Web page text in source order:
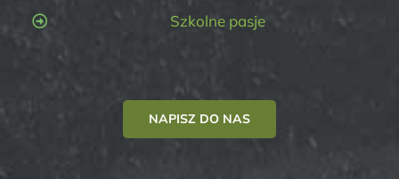
Szkolne pasje
NAPISZ DO NAS